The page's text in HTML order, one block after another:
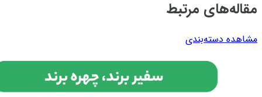
مقاله‌های مرتبط
مشاهده دسته‌بندی